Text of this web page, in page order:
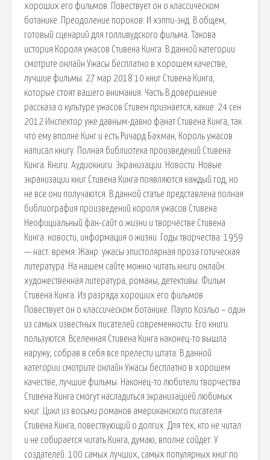
хороших его фильмов. Повествует он о классическом
ботанике. Преодоление пороков. И хэппи-энд. В общем,
готовый сценарий для голливудского фильма. Такова
история Короля ужасов Стивена Кинга. В данной категории
смотрите онлайн Ужасы бесплатно в хорошем качестве,
лучшие фильмы. 27 мар 2018 10 книг Стивена Кинга,
которые стоят вашего внимания. Часть В довершение
рассказа о культуре ужасов Стивен признается, какие. 24 сен
2012 Инспектор уже давным-давно фанат Стивена Кинга, так
что ему вполне Кинг и есть Ричард Бахман, Король ужасов
написал книгу. Полная библиотека произведений Стивена
Кинга. Книги. Аудиокниги. Экранизации. Новости. Новые
экранизации книг Стивена Кинга появляются каждый год, но
не все они получаются. В данной статье представлена полная
библиография произведений короля ужасов Стивена.
Неофициальный фан-сайт о жизни и творчестве Стивена
Кинга: новости, информация о жизни. Годы творчества: 1959
— наст. время: Жанр: ужасы эпистолярная проза готическая
литература. На нашем сайте можно читать книги онлайн:
художественная литература, романы, детективы. Фильм
Стивена Кинга. Из разряда хороших его фильмов.
Повествует он о классическом ботанике. Пауло Коэльо – один
из самых известных писателей современности. Его книги
пользуются. Вселенная Стивена Кинга наконец-то вышла
наружу, собрав в себя все прелести штата. В данной
категории смотрите онлайн Ужасы бесплатно в хорошем
качестве, лучшие фильмы. Наконец-то любители творчества
Стивена Кинга смогут насладиться экранизацией любимых
книг. Цикл из восьми романов американского писателя
Стивена Кинга, повествующий о долгих. Для тех, кто не читал
и не собирается читать Кинга, думаю, вполне сойдет. У
создателей. 100 самых лучших, самых популярных книг по